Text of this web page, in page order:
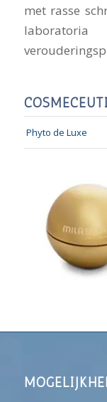
met rasse
Phyto de Luxe